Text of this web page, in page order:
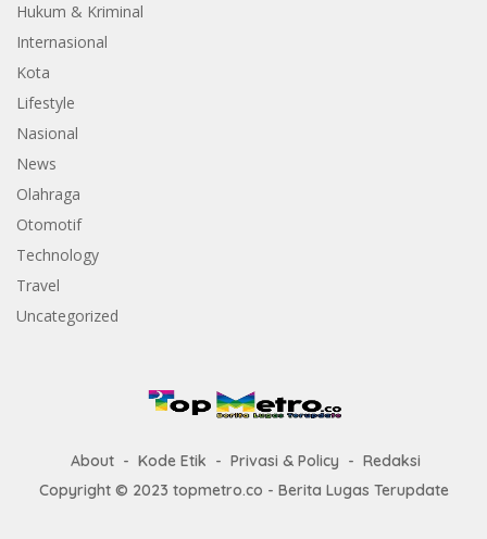
Hukum & Kriminal
Internasional
Kota
Lifestyle
Nasional
News
Olahraga
Otomotif
Technology
Travel
Uncategorized
About Kode Etik Privasi & Policy
Redaksi
Copyright © 2023 topmetro.co - Berita Lugas Terupdate